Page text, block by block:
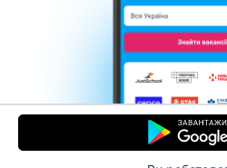
Контакти Про
Допомога